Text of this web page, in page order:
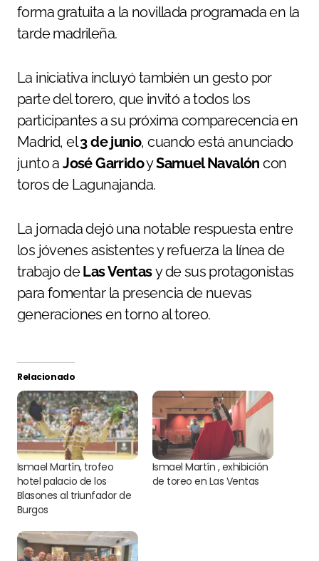
forma gratuita a la novillada programada en la
tarde madrileña.
La iniciativa incluyó también un gesto por
parte del torero, que invitó a todos los
participantes a su próxima comparecencia en
Madrid, el3 de junio, cuando está anunciado
junto aJosé GarridoySamuel Navalón con
toros de Lagunajanda.
La jornada dejó una notable respuesta entre
los jóvenes asistentes y refuerza la línea de
trabajo deLas Ventasy de sus protagonistas
para fomentar la presencia de nuevas
generaciones en torno al toreo.
Relacionado
Ismael Martín, trofeo
hotel palacio de los
Blasones al triunfador de
Burgos
Ismael Martín , exhibición
de toreo en Las Ventas